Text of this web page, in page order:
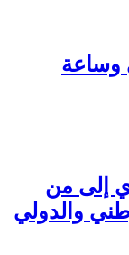
وساعة
إلى من
والدولي